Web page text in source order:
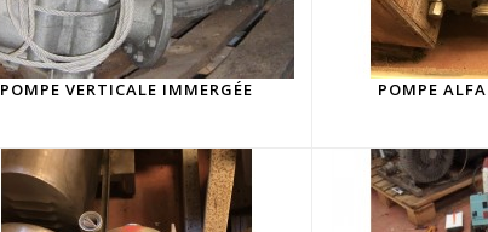
POMPE VERTICALE IMMERGÉE POMPE